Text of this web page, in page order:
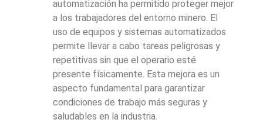
automatización ha permitido proteger mejor
a los trabajadores del entorno minero. El
uso de equipos y sistemas automatizados
permite llevar a cabo tareas peligrosas y
repetitivas sin que el operario esté
presente físicamente. Esta mejora es un
aspecto fundamental para garantizar
condiciones de trabajo más seguras y
saludables en la industria.